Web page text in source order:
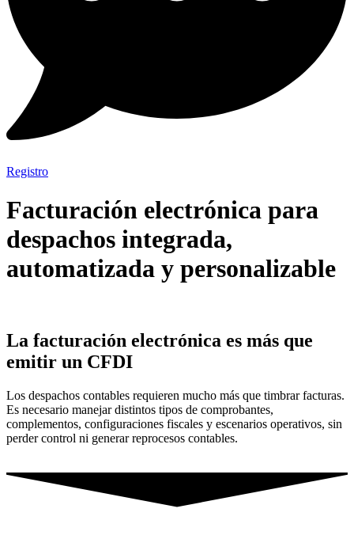
Registro
Facturación electrónica para
despachos integrada,
automatizada y personalizable
La facturación electrónica es más que
emitir un CFDI
Los despachos contables requieren mucho más que timbrar facturas.
Es necesario manejar distintos tipos de comprobantes,
complementos, configuraciones fiscales y escenarios operativos, sin
perder control ni generar reprocesos contables.